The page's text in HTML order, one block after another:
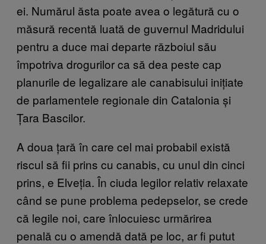
ei. Numărul ăsta poate avea o legătură cu o
măsură recentă luată de guvernul Madridului
pentru a duce mai departe războiul său
împotriva drogurilor ca să dea peste cap
planurile de legalizare ale canabisului inițiate
de parlamentele regionale din Catalonia și
Țara Bascilor.
A doua țară în care cel mai probabil există
riscul să fii prins cu canabis, cu unul din cinci
prins, e Elveția. În ciuda legilor relativ relaxate
când se pune problema pedepselor, se crede
că legile noi, care înlocuiesc urmărirea
penală cu o amendă dată pe loc, ar fi putut